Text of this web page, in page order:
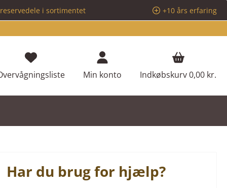
i sortimentet
+10 års erfaring
Du har 0 ønskeliste varer
Min konto Indkøbskurv0,00 kr.
Har du brug for hjælp?